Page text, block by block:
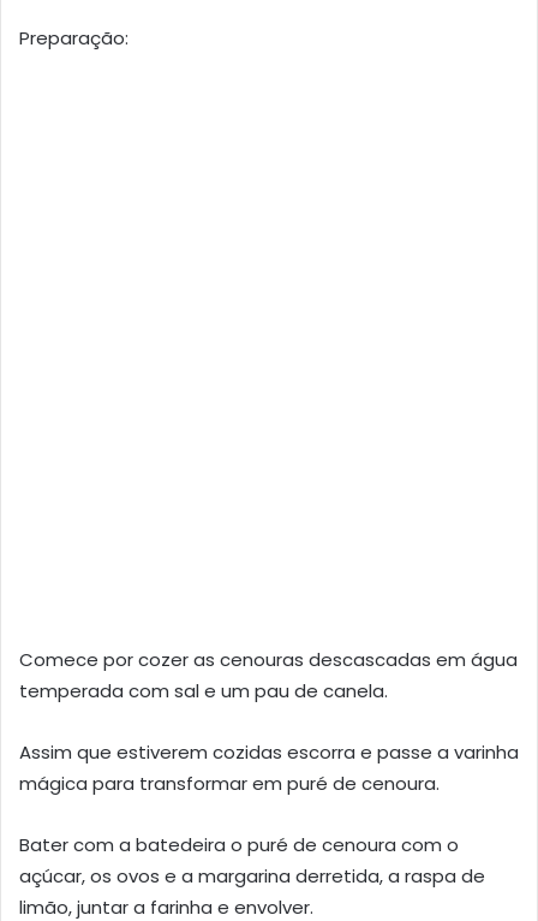
Preparação:
Comece por cozer as cenouras descascadas em água
temperada com sal e um pau de canela.
Assim que estiverem cozidas escorra e passe a varinha
mágica para transformar em puré de cenoura.
Bater com a batedeira o puré de cenoura com o
açúcar, os ovos e a margarina derretida, a raspa de
limão, juntar a farinha e envolver.